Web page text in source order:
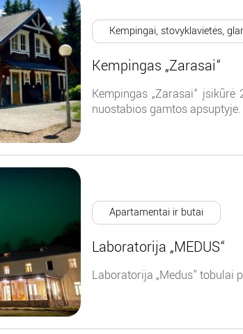
Kempingai, stovyklavietės,
Kempingas „Zarasai“
Kempingas „Zarasai“
nuostabios gamtos apsuptyje.
Apartamentai ir butai
Laboratorija „MEDUS“
Laboratorija „Medus” tobulai